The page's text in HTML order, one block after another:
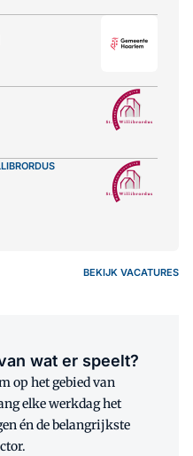
BEKIJK VACATURES
wat er speelt?
op het gebied van
elke werkdag het
én de belangrijkste